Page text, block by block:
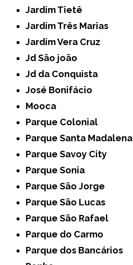
Jardim Tietê
Jardim Três Marias
Jardim Vera Cruz
Jd São joão
Jd da Conquista
José Bonifácio
Mooca
Parque Colonial
Parque Santa Madalena
Parque Savoy City
Parque Sonia
Parque São Jorge
Parque São Lucas
Parque São Rafael
Parque do Carmo
Parque dos Bancários